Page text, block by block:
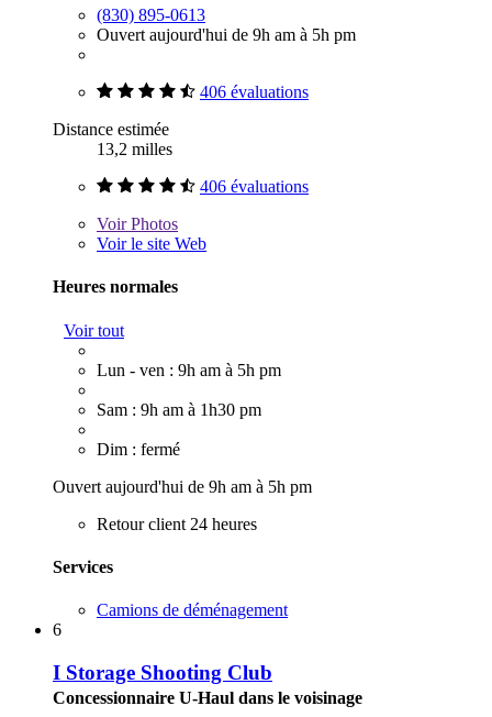
(830) 895-0613
Ouvert aujourd'hui de 9h am à 5h pm
406 évaluations
Distance estimée
13,2 milles
406 évaluations
VoirPhotos
Voir le site Web
Heures normales
Voir tout
Lun - ven : 9h am à 5h pm
Sam : 9h am à 1h30 pm
Dim : fermé
Ouvert aujourd'hui de 9h am à 5h pm
Retour client 24 heures
Services
Camions de déménagement
6
I Storage Shooting Club
Concessionnaire U-Haul dans le voisinage